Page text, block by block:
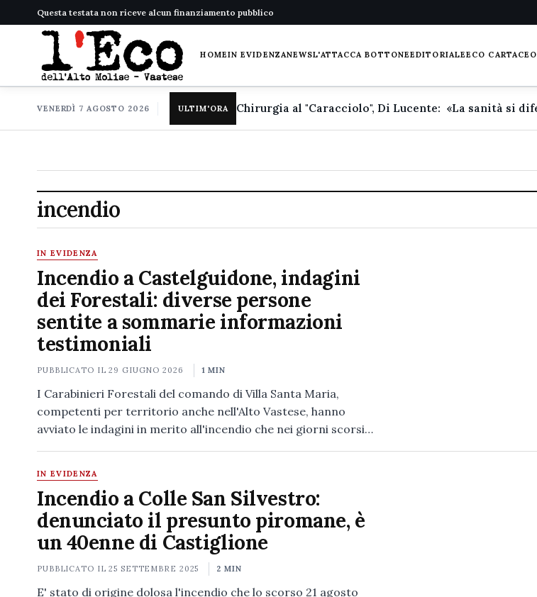
Questa testata non riceve alcun finanziamento pubblico
HOMEIN EVIDENZANEWSL'ATTACCA BOTTONEEDITORIALEECO CARTACEO
VENERDÌ 7 AGOSTO 2026 ULTIM'ORA
incendio
IN EVIDENZA
Incendio a Castelguidone, indagini
dei Forestali: diverse persone
sentite a sommarie informazioni
testimoniali
PUBBLICATO IL29 GIUGNO 2026 1 MIN
I Carabinieri Forestali del comando di Villa Santa Maria,
competenti per territorio anche nell'Alto Vastese, hanno
avviato le indagini in merito all'incendio che nei giorni scorsi…
IN EVIDENZA
Incendio a Colle San Silvestro:
denunciato il presunto piromane, è
un 40enne di Castiglione
PUBBLICATO IL25 SETTEMBRE 2025 2 MIN
E' stato di origine dolosa l'incendio che lo scorso 21 agosto